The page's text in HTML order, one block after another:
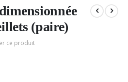
(paire)
ce produit